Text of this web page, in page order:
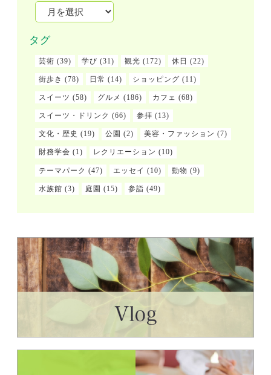
タグ
芸術 (39) 学び (31) 観光 (172) 休日 (22)
街歩き (78) 日常 (14) ショッピング (11)
スイーツ (58) グルメ (186) カフェ (68)
スイーツ・ドリンク (66) 参拝 (13)
文化・歴史 (19) 公園 (2) 美容・ファッション (7)
財務学会 (1) レクリエーション (10)
テーマパーク (47) エッセイ (10) 動物 (9)
水族館 (3) 庭園 (15) 参詣 (49)